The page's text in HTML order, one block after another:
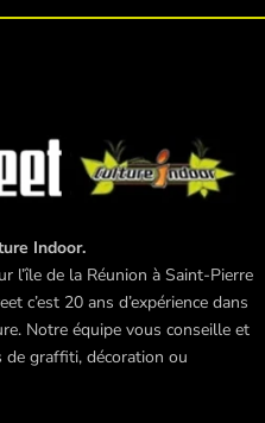
Indoor.
l’île de la Réunion à Saint-Pierre
c’est 20 ans d’expérience dans
Notre équipe vous conseille et
de graffiti, décoration ou